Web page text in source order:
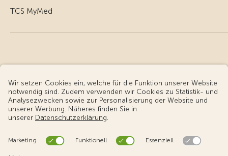
TCS MyMed
© Touring Club Schweiz
Benutzungsbedingungen - rechtliche Informationen